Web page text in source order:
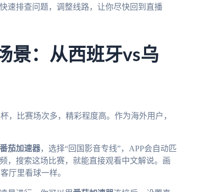
速排查问题，调整线路，让你尽快回到直播
景：从西班牙vs乌
，比赛场次多，精彩程度高。作为海外用户，
番茄加速器，选择“回国影音专线”，APP会自动匹
，搜索这场比赛，就能直接观看中文解说。画
厅里看球一样。